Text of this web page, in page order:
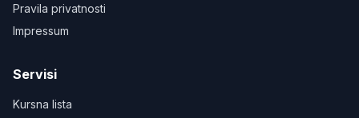
Pravila privatnosti
Impressum
Servisi
Kursna lista